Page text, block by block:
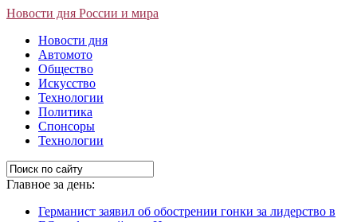
Новости дня России и мира
Новости дня
Автомото
Общество
Искусство
Технологии
Политика
Спонсоры
Технологии
Главное за день:
Германист заявил об обострении гонки за лидерство в